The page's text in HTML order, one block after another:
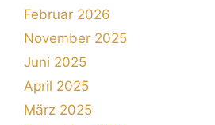
Februar 2026
November 2025
Juni 2025
April 2025
März 2025